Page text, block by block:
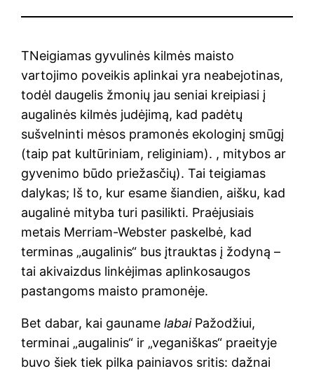
TNeigiamas gyvulinės kilmės maisto
vartojimo poveikis aplinkai yra neabejotinas,
todėl daugelis žmonių jau seniai kreipiasi į
augalinės kilmės judėjimą, kad padėtų
sušvelninti mėsos pramonės ekologinį smūgį
(taip pat kultūriniam, religiniam). , mitybos ar
gyvenimo būdo priežasčių). Tai teigiamas
dalykas; Iš to, kur esame šiandien, aišku, kad
augalinė mityba turi pasilikti. Praėjusiais
metais Merriam-Webster paskelbė, kad
terminas „augalinis“ bus įtrauktas į žodyną –
tai akivaizdus linkėjimas aplinkosaugos
pastangoms maisto pramonėje.
Bet dabar, kai gaunamelabaiPažodžiui,
terminai „augalinis“ ir „veganiškas“ praeityje
buvo šiek tiek pilka painiavos sritis: dažnai